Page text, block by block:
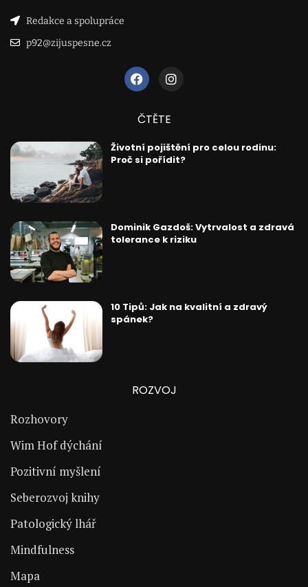
Redakce a spolupráce
p92@zijuspesne.cz
ČTĚTE
Životní pojištění pro celou rodinu:
Proč si pořídit?
Dominik Gazdoš: Vytrvalost a zdravá
tolerance k riziku
10 Tipů: Jak na kvalitní a zdravý
spánek?
ROZVOJ
Rozhovory
Wim Hof dýchání
Pozitivní myšlení
Seberozvoj knihy
Patologický lhář
Mindfulness
Mapa